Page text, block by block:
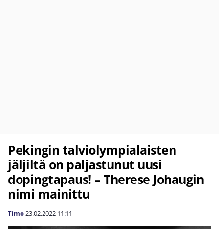
Pekingin talviolympialaisten
jäljiltä on paljastunut uusi
dopingtapaus! – Therese Johaugin
nimi mainittu
Timo23.02.2022 11:11